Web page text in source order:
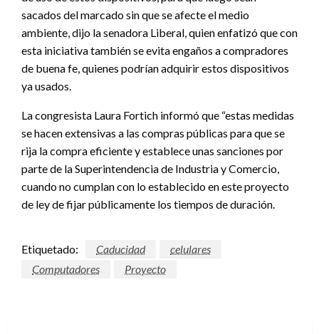
sacados del marcado sin que se afecte el medio
ambiente, dijo la senadora Liberal, quien enfatizó que con
esta iniciativa también se evita engaños a compradores
de buena fe, quienes podrían adquirir estos dispositivos
ya usados.
La congresista Laura Fortich informó que “estas medidas
se hacen extensivas a las compras públicas para que se
rija la compra eficiente y establece unas sanciones por
parte de la Superintendencia de Industria y Comercio,
cuando no cumplan con lo establecido en este proyecto
de ley de fijar públicamente los tiempos de duración.
Etiquetado: Caducidad
celulares
Computadores
Proyecto